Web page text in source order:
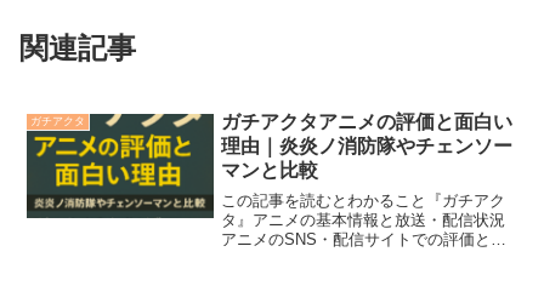
関連記事
ガチアクタ
ガチアクタアニメの評価と面白い
理由｜炎炎ノ消防隊やチェンソー
マンと比較
この記事を読むとわかること『ガチアク
タ』アニメの基本情報と放送・配信状況
アニメのSNS・配信サイトでの評価と口